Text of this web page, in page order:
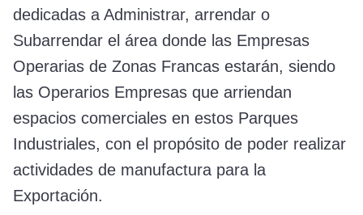
dedicadas a Administrar, arrendar o
Subarrendar el área donde las Empresas
Operarias de Zonas Francas estarán, siendo
las Operarios Empresas que arriendan
espacios comerciales en estos Parques
Industriales, con el propósito de poder realizar
actividades de manufactura para la
Exportación.